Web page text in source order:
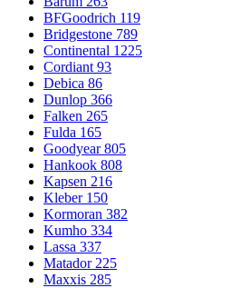
BFGoodrich 119
Bridgestone 789
Continental 1225
Cordiant 93
Debica 86
Dunlop 366
Falken 265
Fulda 165
Goodyear 805
Hankook 808
Kapsen 216
Kleber 150
Kormoran 382
Kumho 334
Lassa 337
Matador 225
Maxxis 285